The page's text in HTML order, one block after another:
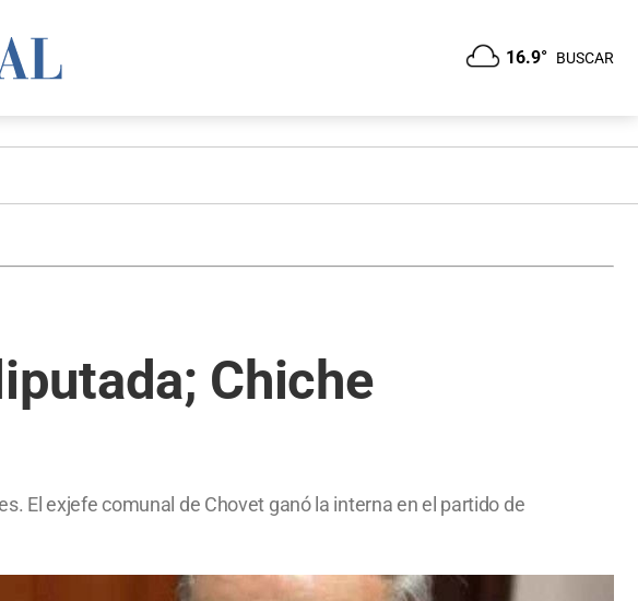
16.9° BUSCAR
Chiche
El exjefe comunal de Chovet ganó la interna en el partido de